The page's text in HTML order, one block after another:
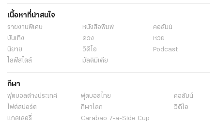
เนื้อหาที่น่าสนใจ
รายงานพิเศษ หนังสือพิมพ์
คอลัมน์
บันเทิง
ดวง
หวย
นิยาย
วิดีโอ
Podcast
ไลฟ์สไตล์
มัลติมีเดีย
กีฬา
ฟุตบอลต่่างประเทศ ฟุตบอลไทย
คอลัมน์
ไฟต์สปอร์ต
กีฬาโลก
วิดีโอ
แกลเลอรี่
Carabao 7-a-Side Cup